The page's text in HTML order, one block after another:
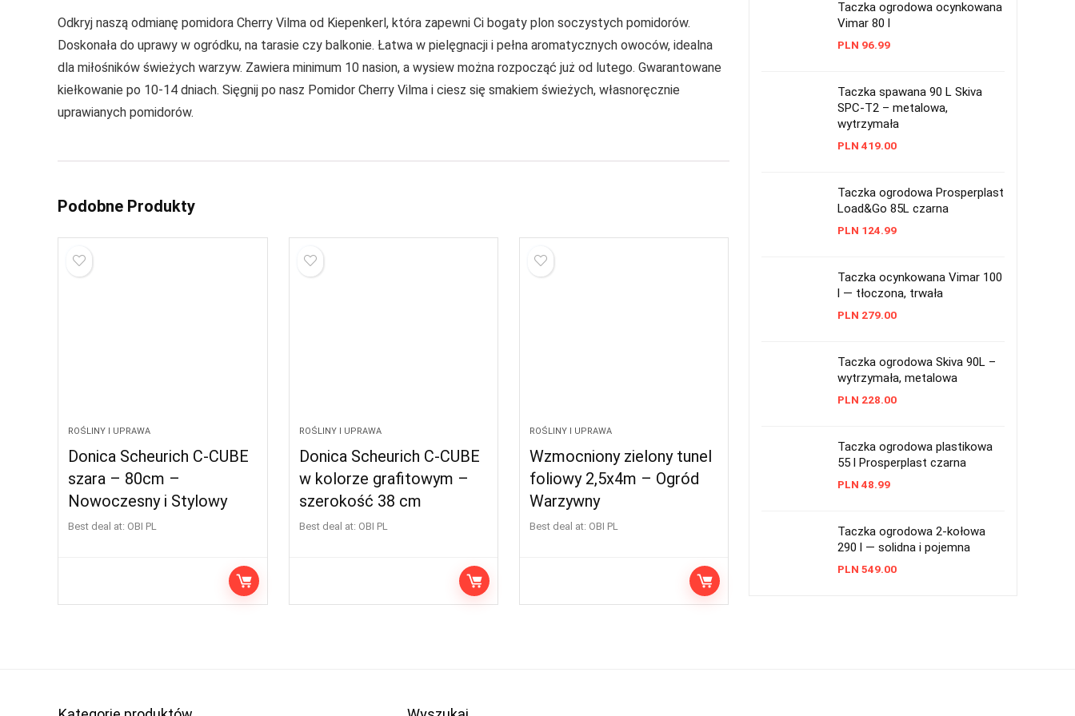
Odkryj naszą odmianę pomidora Cherry Vilma od Kiepenkerl, która zapewni Ci bogaty plon soczystych pomidorów.
Doskonała do uprawy w ogródku, na tarasie czy balkonie. Łatwa w pielęgnacji i pełna aromatycznych owoców, idealna
dla miłośników świeżych warzyw. Zawiera minimum 10 nasion, a wysiew można rozpocząć już od lutego. Gwarantowane
kiełkowanie po 10-14 dniach. Sięgnij po nasz Pomidor Cherry Vilma i ciesz się smakiem świeżych, własnoręcznie
uprawianych pomidorów.
Podobne Produkty
ROŚLINY I UPRAWA
Donica Scheurich C-CUBE
szara – 80cm –
Nowoczesny i Stylowy
Best deal at: OBI PL
ROŚLINY I UPRAWA
Donica Scheurich C-CUBE
w kolorze grafitowym –
szerokość 38 cm
Best deal at: OBI PL
ROŚLINY I UPRAWA
Wzmocniony zielony tunel
foliowy 2,5x4m – Ogród
Warzywny
Best deal at: OBI PL
Taczka ogrodowa ocynkowana
Vimar 80 l
PLN 96.99
Taczka spawana 90 L Skiva
SPC-T2 – metalowa,
wytrzymała
PLN 419.00
Taczka ogrodowa Prosperplast
Load&Go 85L czarna
PLN 124.99
Taczka ocynkowana Vimar 100
l — tłoczona, trwała
PLN 279.00
Taczka ogrodowa Skiva 90L –
wytrzymała, metalowa
PLN 228.00
Taczka ogrodowa plastikowa
55 l Prosperplast czarna
PLN 48.99
Taczka ogrodowa 2-kołowa
290 l — solidna i pojemna
PLN 549.00